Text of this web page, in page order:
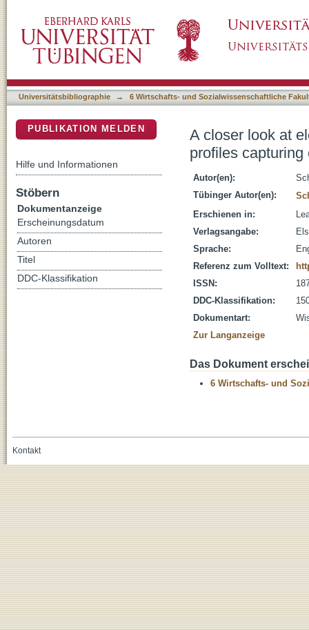
knowledge and knowing in science
Universitätsbibliographie → 6 Wirtschafts- und Sozialwissenschaftliche
A closer look at
profiles
Autor(en):
Tübinger Autor(en):
Erschienen in:
Verlagsangabe:
Sprache:
Referenz zum Volltext:
ISSN:
DDC-Klassifikation:
Dokumentart:
Zur Langanzeige
Das Dokument
6 Wirtschafts- und
PUBLIKATION MELDEN
Hilfe und Informationen
Stöbern
Dokumentanzeige
Erscheinungsdatum
Autoren
Titel
DDC-Klassifikation
Kontakt